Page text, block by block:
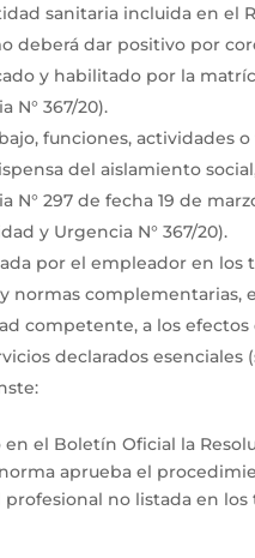
sanitaria incluida en el
deberá dar positivo por
y habilitado por la
N° 367/20).
funciones, actividades
del aislamiento
N° 297 de fecha 19 de
y Urgencia N° 367/20).
por el empleador en
y normas
competente, a los
declarados esenciales
el Boletín Oficial la
aprueba el
profesional no listada en